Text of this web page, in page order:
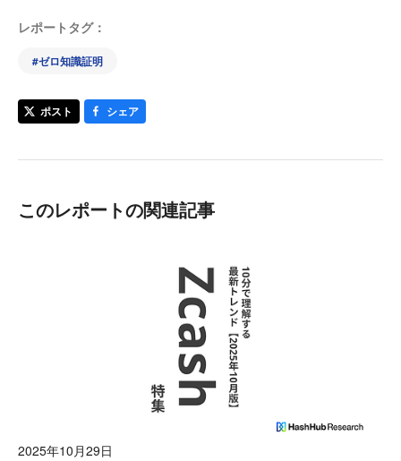
レポートタグ：
#ゼロ知識証明
ポスト シェア
このレポートの関連記事
2025年10月29日